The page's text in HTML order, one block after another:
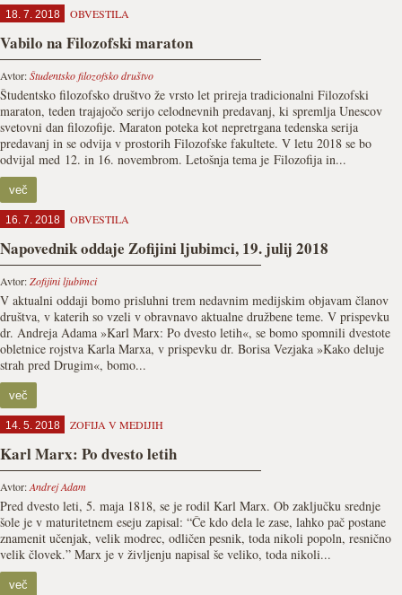
18. 7. 2018 OBVESTILA
Vabilo na Filozofski maraton
Avtor:Študentsko filozofsko društvo
Študentsko filozofsko društvo že vrsto let prireja tradicionalni Filozofski
maraton, teden trajajočo serijo celodnevnih predavanj, ki spremlja Unescov
svetovni dan filozofije. Maraton poteka kot nepretrgana tedenska serija
predavanj in se odvija v prostorih Filozofske fakultete. V letu 2018 se bo
odvijal med 12. in 16. novembrom. Letošnja tema je Filozofija in...
več
16. 7. 2018 OBVESTILA
Napovednik oddaje Zofijini ljubimci, 19. julij 2018
Avtor:Zofijini ljubimci
V aktualni oddaji bomo prisluhni trem nedavnim medijskim objavam članov
društva, v katerih so vzeli v obravnavo aktualne družbene teme. V prispevku
dr. Andreja Adama »Karl Marx: Po dvesto letih«, se bomo spomnili dvestote
obletnice rojstva Karla Marxa, v prispevku dr. Borisa Vezjaka »Kako deluje
strah pred Drugim«, bomo...
več
14. 5. 2018 ZOFIJA V MEDIJIH
Karl Marx: Po dvesto letih
Avtor:Andrej Adam
Pred dvesto leti, 5. maja 1818, se je rodil Karl Marx. Ob zaključku srednje
šole je v maturitetnem eseju zapisal: “Če kdo dela le zase, lahko pač postane
znamenit učenjak, velik modrec, odličen pesnik, toda nikoli popoln, resnično
velik človek.” Marx je v življenju napisal še veliko, toda nikoli...
več